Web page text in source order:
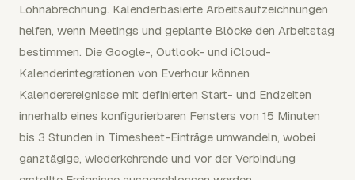
Lohnabrechnung. Kalenderbasierte Arbeitsaufzeichnungen
helfen, wenn Meetings und geplante Blöcke den Arbeitstag
bestimmen. Die Google-, Outlook- und iCloud-
Kalenderintegrationen von Everhour können
Kalenderereignisse mit definierten Start- und Endzeiten
innerhalb eines konfigurierbaren Fensters von 15 Minuten
bis 3 Stunden in Timesheet-Einträge umwandeln, wobei
ganztägige, wiederkehrende und vor der Verbindung